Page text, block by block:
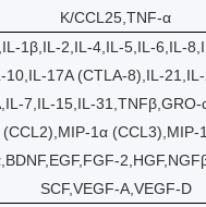
K/CCL25,TNF-α
1β,IL-2,IL-4,IL-5,IL-6,IL-
10,IL-17A (CTLA-8),IL-
7,IL-15,IL-
1α (CCL3),MIP-
SCF,VEGF-A,VEGF-D